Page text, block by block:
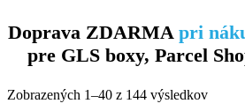
Doprava ZDARMA pri
pre GLS boxy, Parcel
Zobrazených 1–40 z 144 výsledkov